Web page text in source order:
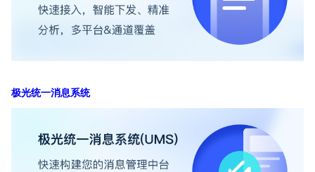
极光统一消息系统